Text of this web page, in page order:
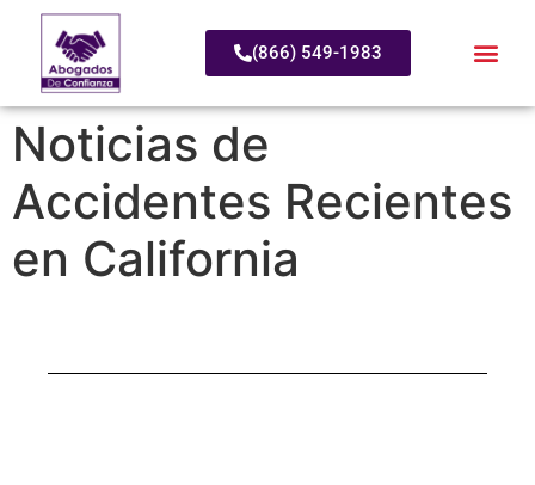
(866) 549-1983
Noticias de
Accidentes Recientes
en California